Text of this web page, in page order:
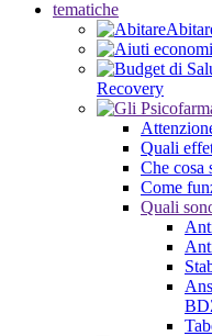
tematiche
Recovery
Quali
Che cosa
Come
Quali